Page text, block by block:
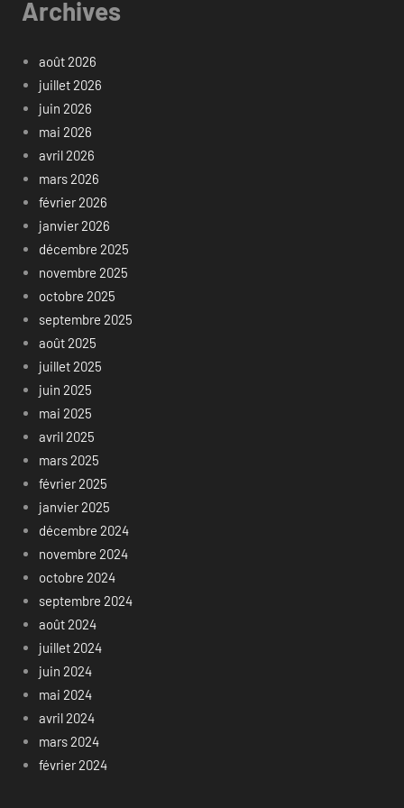
Archives
août 2026
juillet 2026
juin 2026
mai 2026
avril 2026
mars 2026
février 2026
janvier 2026
décembre 2025
novembre 2025
octobre 2025
septembre 2025
août 2025
juillet 2025
juin 2025
mai 2025
avril 2025
mars 2025
février 2025
janvier 2025
décembre 2024
novembre 2024
octobre 2024
septembre 2024
août 2024
juillet 2024
juin 2024
mai 2024
avril 2024
mars 2024
février 2024